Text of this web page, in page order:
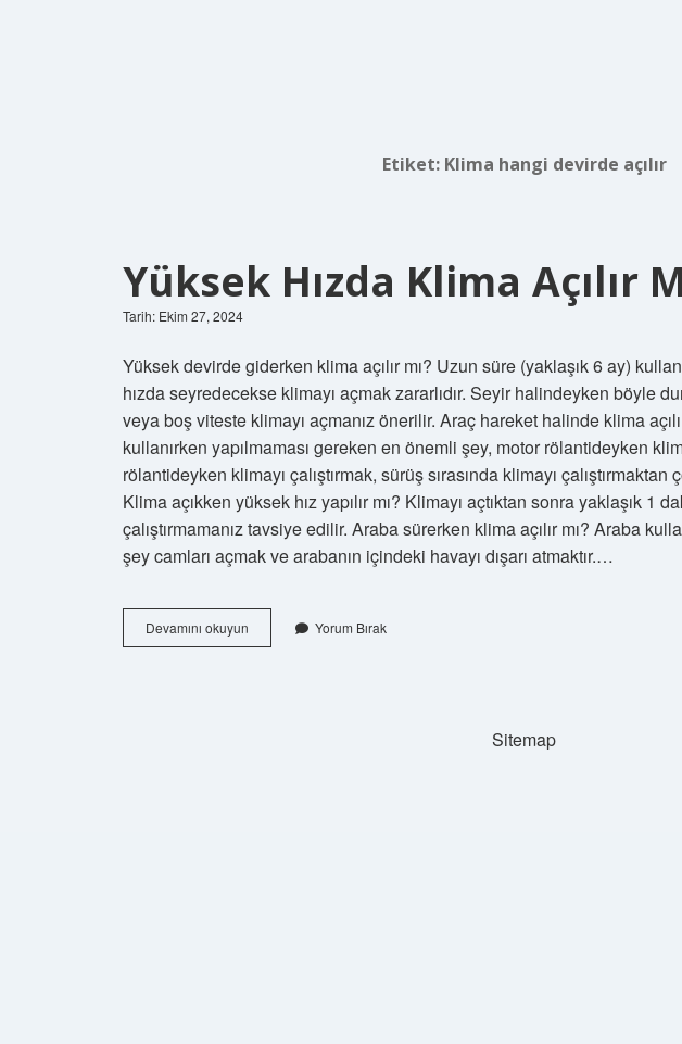
Etiket: Klima hangi devirde açılır
Yüksek Hızda Klima Açılır
Tarih: Ekim 27, 2024
Yüksek devirde giderken klima açılır mı? Uzun süre (yaklaşık 6 ay)
hızda seyredecekse klimayı açmak zararlıdır. Seyir halindeyken böyle
veya boş viteste klimayı açmanız önerilir. Araç hareket halinde klima
kullanırken yapılmaması gereken en önemli şey, motor rölantideyken
rölantideyken klimayı çalıştırmak, sürüş sırasında klimayı çalıştırmaktan
Klima açıkken yüksek hız yapılır mı? Klimayı açtıktan sonra yaklaşık 1
çalıştırmamanız tavsiye edilir. Araba sürerken klima açılır mı? Araba
şey camları açmak ve arabanın içindeki havayı dışarı atmaktır.…
Devamını okuyun
Hızda
Yorum Bırak
Sitemap